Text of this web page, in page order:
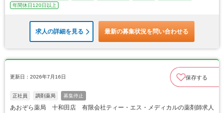
年間休日120日以上
求人の詳細を見る 最新の募集状況を問い合わせる
更新日：2026年7月16日 保存する
正社員 調剤薬局 募集停止
あおぞら薬局 十和田店 有限会社ティー・エス・メディカルの薬剤師求人